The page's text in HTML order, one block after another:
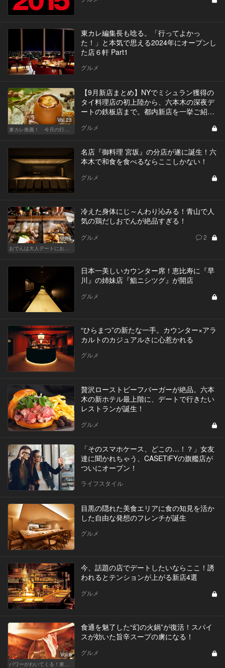
東カレ編集長も唸る。「行ってよかっ
た！」と本気で思える2024年にオープンし
た店６軒 Part1
グルメ
Vol.23
東カレ推薦！ 今月の行くべき店
【9月新店まとめ】NYでミシュラン獲得の
タイ料理店の初上陸から、六本木の深夜デ
ートの鉄板店まで。都内新店を一挙ご紹
グルメ
名店『御料理 宮坂』の分店が遂に誕生！六
本木で和食を食べるならここしかない！
グルメ
Vol.1
おでんは大人デートにおすすめ！ふたりで温まろう
冷えた身体にじ～んわり沁みる！青山で人
気の鶏だしおでんが絶品すぎる！
グルメ 2
日本一美しいカウンター席！恵比寿に『早
川』の姉妹店『鮨ニシツグ』が開店
グルメ
“ひらまつ”の新たな一手。カウンター×アラ
カルトのカジュアルさに心惹かれる
グルメ
贅沢ローストビーフバーガーが絶品。六本
木の新ホテル最上階に、デートで行きたい
レストランが誕生！
グルメ
「そのスマホケース、どこの…！？」女友
達に聞かれちゃう、CASETiFYの旗艦店が
ついにオープン！
ライフスタイル
目黒の隠れた美食エリアに食の知見を活か
した自由な発想のフレンチが誕生
グルメ
今、話題の店でデートしたいならここ！誘
われるとテンションが上がる新店4選
グルメ
Vol.6
食通を魅了した“幻の火鍋”が復活！スパイ
スが効いた旨辛スープの虜になる！
グルメ